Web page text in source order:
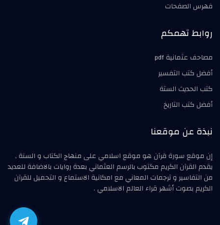
فهرس الصفحات
روابط تهمكم
مصاحف عثمانية pdf
أفضل كتب التفسير
كتب الحديث الستة
أفضل كتب التاريخ
نبذة عن موقعنا
إن موقع سورة قرآن هو موقع اسلامي على منهاج الكتاب و السنة ,
يقدم القرآن الكريم مكتوب بالرسم العثماني بعدة روايات بالاضافة للعديد
من التفاسير و ترجمات المعاني مع امكانية الاستماع و التحميل للقرآن
الكريم بصوت أشهر قراء العالم الاسلامي .